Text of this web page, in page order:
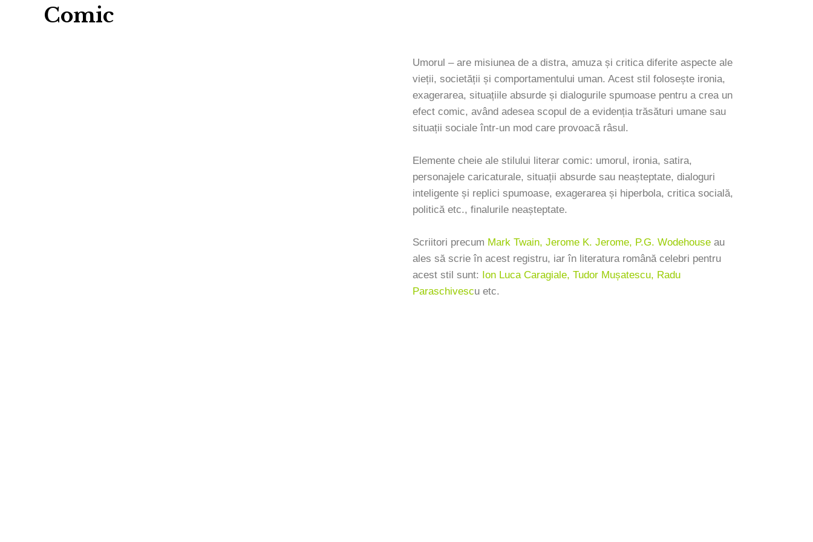
Comic
Umorul – are misiunea de a distra, amuza și critica diferite aspecte ale
vieții, societății și comportamentului uman. Acest stil folosește ironia,
exagerarea, situațiile absurde și dialogurile spumoase pentru a crea un
efect comic, având adesea scopul de a evidenția trăsături umane sau
situații sociale într-un mod care provoacă râsul.
Elemente cheie ale stilului literar comic: umorul, ironia, satira,
personajele caricaturale, situații absurde sau neașteptate, dialoguri
inteligente și replici spumoase, exagerarea și hiperbola, critica socială,
politică etc., finalurile neașteptate.
Scriitori precum Mark Twain, Jerome K. Jerome, P.G. Wodehouse au
ales să scrie în acest registru, iar în literatura română celebri pentru
acest stil sunt: Ion Luca Caragiale, Tudor Mușatescu, Radu
Paraschivescu etc.